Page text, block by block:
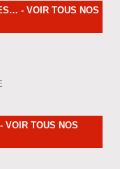
- VOIR TOUS NOS
VOIR TOUS NOS